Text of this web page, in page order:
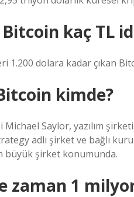
Bitcoin kaç TL
1.200 dolara kadar çıkan
kimde?
Michael Saylor, yazılım
adlı şirket ve bağlı
büyük şirket konumunda.
zaman 1